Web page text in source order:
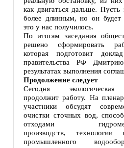
как двигаться дальше. Пусть
более длинным, но он будет
это у нас получилось.
По итогам заседания
решено сформировать
которая подготовит
правительства РФ
результатах выполнения
Продолжение следует
Сегодня экологическая
продолжит работу. На
участники обсудят
очистки сточных вод,
отходами
производств, технологии
промышленного